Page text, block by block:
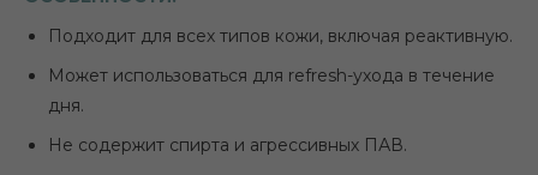
Подходит для всех типов кожи, включая реактивную.
Может использоваться для refresh-ухода в течение
дня.
Не содержит спирта и агрессивных ПАВ.